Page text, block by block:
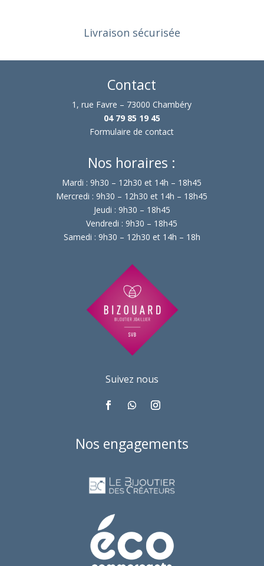
Livraison sécurisée
Contact
1, rue Favre – 73000 Chambéry
04 79 85 19 45
Formulaire de contact
Nos horaires :
Mardi : 9h30 – 12h30 et 14h – 18h45
Mercredi : 9h30 – 12h30 et 14h – 18h45
Jeudi : 9h30 – 18h45
Vendredi : 9h30 – 18h45
Samedi : 9h30 – 12h30 et 14h – 18h
Suivez nous
Nos engagements